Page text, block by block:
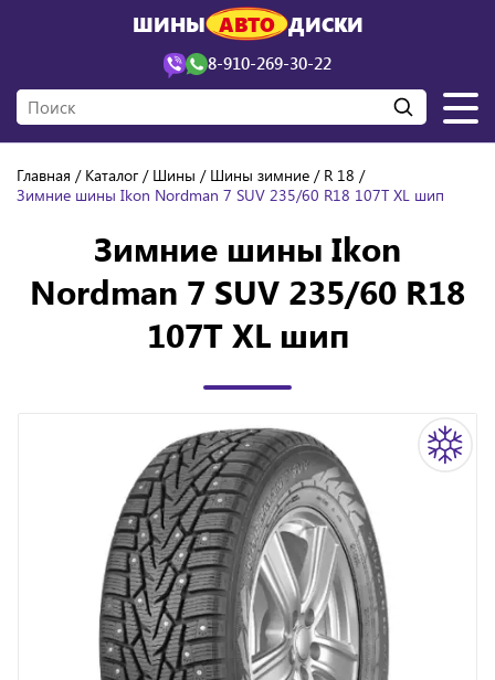
ШИНЫ АВТО ДИСКИ
8-910-269-30-22
Главная Каталог Шины Шины зимние
R 18
Зимние шины Ikon Nordman 7 SUV 235/60 R18 107T XL шип
Зимние шины Ikon
Nordman 7 SUV 235/60 R18
107T XL шип